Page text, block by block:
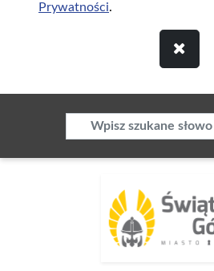
Prywatności.